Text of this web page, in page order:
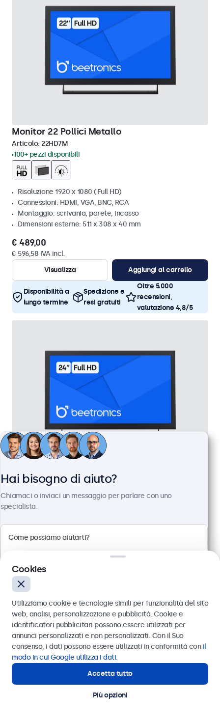
Monitor 22 Pollici Metallo
Articolo: 22HD7M
100+ pezzi disponibili
Risoluzione 1920 x 1080 (Full HD)
Connessioni: HDMI, VGA, BNC, RCA
Montaggio: scrivania, parete, incasso
Dimensioni esterne: 511 x 308 x 40 mm
€ 489,00
€ 596,58 IVA incl.
Visualizza
Aggiungi al carrello
Disponibilità a
lungo termine
Spedizione e
resi gratuiti
Oltre 5.000
recensioni,
valutazione 4,8/5
Monitor 24 Pollici Metallo
24HD7M
100+ pezzi disponibili
Risoluzione 1920 x 1080 (Full HD)
Montaggio: scrivania, parete, incasso
Dimensioni esterne: 560 x 337 x 41 mm
€ 499,00
Visualizza
Aggiungi al carrello
Hai bisogno di aiuto?
Chiamaci o inviaci un messaggio per parlare con uno
specialista.
Inviare
Oppure chiamaci al
Contatta i nostri esperti
Cookies
Utilizziamo cookie e tecnologie simili per funzionalità del sito
web, analisi, personalizzazione e pubblicità. Cookie e
identificatori pubblicitari possono essere utilizzati per
annunci personalizzati e non personalizzati. Con il Suo
consenso, i dati possono essere utilizzati in conformità con il
modo in cui Google utilizza i dati.
Accetta tutto
Più opzioni